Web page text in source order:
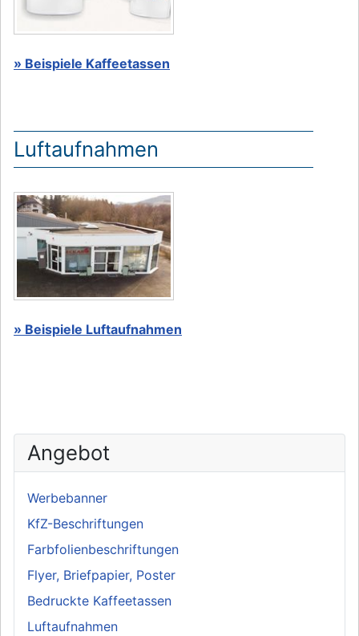
Angebot
Werbebanner
KfZ-Beschriftungen
Farbfolienbeschriftungen
Flyer, Briefpapier, Poster
Bedruckte Kaffeetassen
Luftaufnahmen
» Beispiele Kaffeetassen
Luftaufnahmen
» Beispiele Luftaufnahmen